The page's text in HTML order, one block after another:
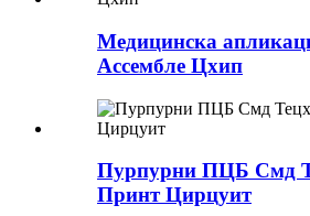
Медицинска
Ассембле Цхип
Пурпурни ПЦБ Смд
Принт Цирцуит